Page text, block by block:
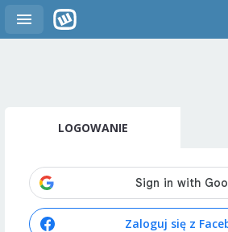
LOGOWANIE
Zaloguj się z